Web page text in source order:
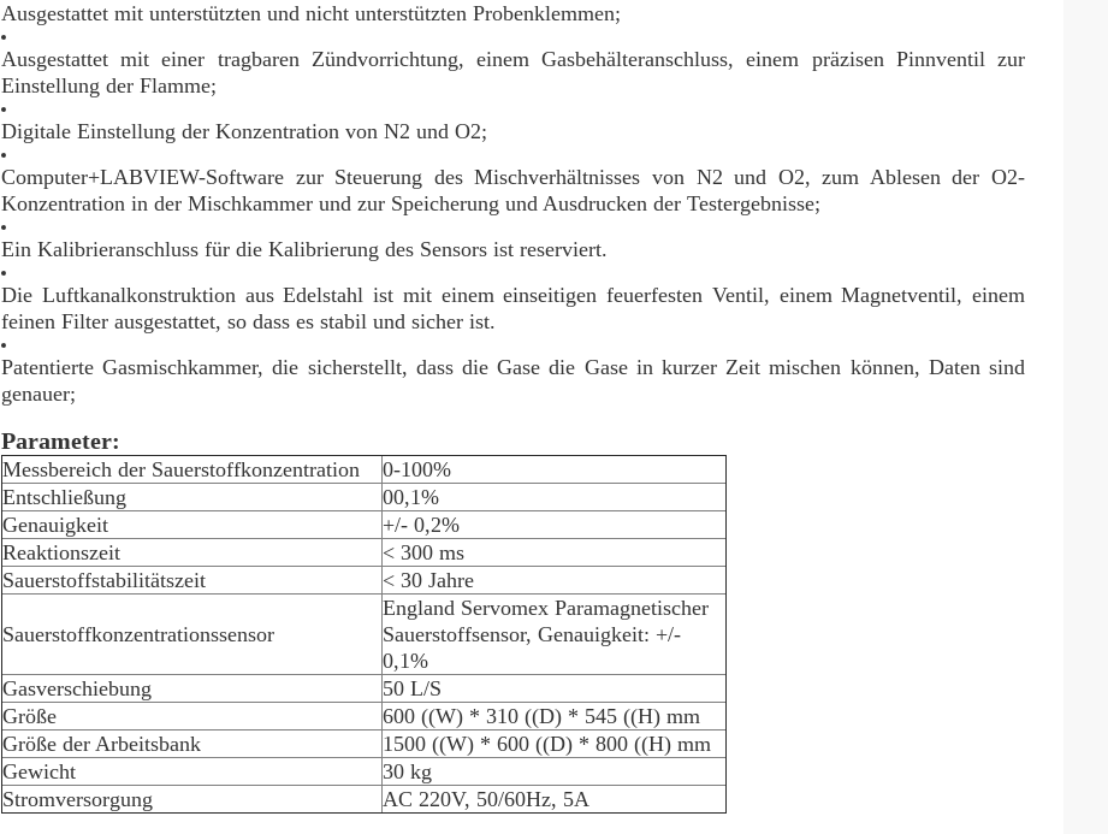
Ausgestattet mit unterstützten und nicht unterstützten Probenklemmen;
Ausgestattet mit einer tragbaren Zündvorrichtung, einem Gasbehälteranschluss, einem präzisen Pinnventil zur
Einstellung der Flamme;
Digitale Einstellung der Konzentration von N2 und O2;
Computer+LABVIEW-Software zur Steuerung des Mischverhältnisses von N2 und O2, zum Ablesen der O2-
Konzentration in der Mischkammer und zur Speicherung und Ausdrucken der Testergebnisse;
Ein Kalibrieranschluss für die Kalibrierung des Sensors ist reserviert.
Die Luftkanalkonstruktion aus Edelstahl ist mit einem einseitigen feuerfesten Ventil, einem Magnetventil, einem
feinen Filter ausgestattet, so dass es stabil und sicher ist.
Patentierte Gasmischkammer, die sicherstellt, dass die Gase die Gase in kurzer Zeit mischen können, Daten sind
genauer;
Parameter:
Messbereich der Sauerstoffkonzentration
0-100%
Entschließung
00,1%
Genauigkeit
+/- 0,2%
Reaktionszeit
< 300 ms
Sauerstoffstabilitätszeit
< 30 Jahre
Sauerstoffkonzentrationssensor
England Servomex Paramagnetischer
Sauerstoffsensor, Genauigkeit: +/-
0,1%
Gasverschiebung
50 L/S
Größe
600 ((W) * 310 ((D) * 545 ((H) mm
Größe der Arbeitsbank
1500 ((W) * 600 ((D) * 800 ((H) mm
Gewicht
30 kg
Stromversorgung
AC 220V, 50/60Hz, 5A